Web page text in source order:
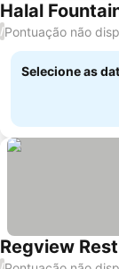
Halal
/Pontuação não
Selecione as
Regview